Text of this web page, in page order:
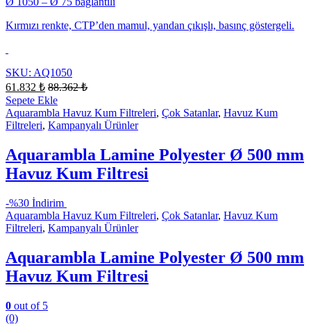
Kırmızı renkte, CTP’den mamul, yandan çıkışlı, basınç göstergeli.
SKU: AQ1050
61.832 ₺ 88.362₺
Sepete Ekle
Aquarambla Havuz Kum Filtreleri, Çok Satanlar, Havuz Kum
Filtreleri, Kampanyalı Ürünler
Aquarambla Lamine Polyester Ø 500 mm
Havuz Kum Filtresi
-%30 İndirim
Aquarambla Havuz Kum Filtreleri, Çok Satanlar, Havuz Kum
Filtreleri, Kampanyalı Ürünler
Aquarambla Lamine Polyester Ø 500 mm
Havuz Kum Filtresi
0 out of 5
(0)